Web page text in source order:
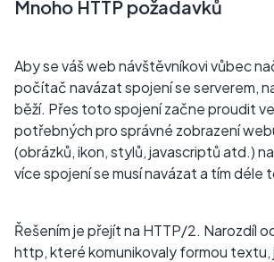
Mnoho HTTP požadavků
Aby se váš web návštěvníkovi vůbec
počítač navázat spojení se serverem,
běží. Přes toto spojení začne proudit
potřebných pro správné zobrazení
(obrázků, ikon, stylů, javascriptů atd.)
více spojení se musí navázat a tím déle
Řešením je přejít na HTTP/2. Narozdíl
http, které komunikovaly formou textu,